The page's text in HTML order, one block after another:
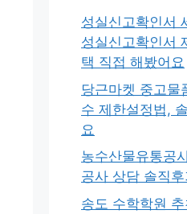
성실신고확인서
성실신고확인서
택 직접 해봤어요
당근마켓 중고물
수 제한설정법,
요
농수산물유통공
공사 상담 솔직
송도 수학학원